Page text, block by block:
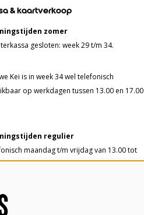
& kaartverkoop
zomer
gesloten: week 29 t/m 34.
Kei is in week 34 wel telefonisch
op werkdagen tussen 13.00 en 17.00
regulier
maandag t/m vrijdag van 13.00 tot
uur.
woensdag t/m vrijdag van 13.00
uur en 75 minuten voorafgaand aan